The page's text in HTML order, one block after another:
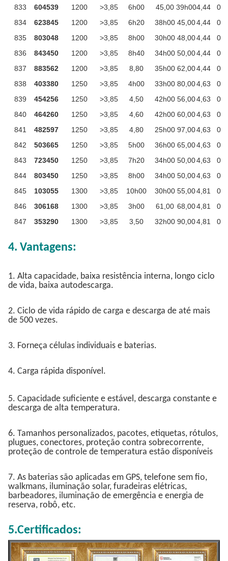
833
604539 1200 >3,85 6h00 45,00 39h004,44
0
834
623845 1200 >3,85 6h20 38h00 45,004,44
0
835
803048 1200 >3,85 8h00 30h00 48,004,44
0
836
843450 1200 >3,85 8h40 34h00 50,004,44
0
837
883562 1200 >3,85 8,80 35h00 62,004,44
0
838
403380 1250 >3,85 4h00 33h00 80,004,63
0
839
454256 1250 >3,85 4,50 42h00 56,004,63
0
840
464260 1250 >3,85 4,60 42h00 60,004,63
0
841
482597 1250 >3,85 4,80 25h00 97,004,63
0
842
503665 1250 >3,85 5h00 36h00 65,004,63
0
843
723450 1250 >3,85 7h20 34h00 50,004,63
0
844
803450 1250 >3,85 8h00 34h00 50,004,63
0
845
103055 1300 >3,85 10h00 30h00 55,004,81
0
846
306168 1300 >3,85 3h00 61,00 68,004,81
0
847
353290 1300 >3,85 3,50 32h00 90,004,81 0
4. Vantagens:
1. Alta capacidade, baixa resistência interna, longo ciclo
de vida, baixa autodescarga.
2. Ciclo de vida rápido de carga e descarga de até mais
de 500 vezes.
3. Forneça células individuais e baterias.
4. Carga rápida disponível.
5. Capacidade suficiente e estável, descarga constante e
descarga de alta temperatura.
6. Tamanhos personalizados, pacotes, etiquetas, rótulos,
plugues, conectores, proteção contra sobrecorrente,
proteção de controle de temperatura estão disponíveis
7. As baterias são aplicadas em GPS, telefone sem fio,
walkmans, iluminação solar, furadeiras elétricas,
barbeadores, iluminação de emergência e energia de
reserva, robô, etc.
5.Certificados: